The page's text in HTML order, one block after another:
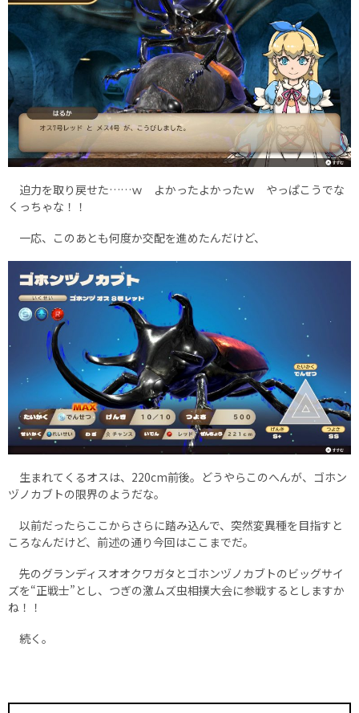
迫力を取り戻せた……ｗ よかったよかったｗ やっぱこうでな
くっちゃな！！
一応、このあとも何度か交配を進めたんだけど、
生まれてくるオスは、220cm前後。どうやらこのへんが、ゴホン
ヅノカブトの限界のようだな。
以前だったらここからさらに踏み込んで、突然変異種を目指すと
ころなんだけど、前述の通り今回はここまでだ。
先のグランディスオオクワガタとゴホンヅノカブトのビッグサイ
ズを“正戦士”とし、つぎの激ムズ虫相撲大会に参戦するとしますか
ね！！
続く。